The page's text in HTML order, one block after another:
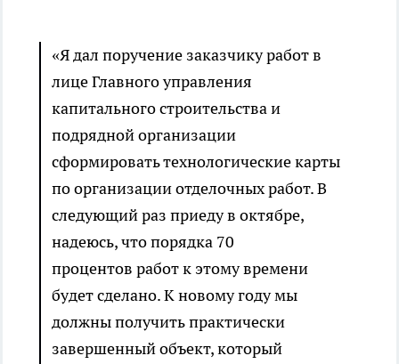
«Я дал поручение заказчику работ в
лице Главного управления
капитального строительства и
подрядной организации
сформировать технологические карты
по организации отделочных работ. В
следующий раз приеду в октябре,
надеюсь, что порядка 70
процентов работ к этому времени
будет сделано. К новому году мы
должны получить практически
завершенный объект, который